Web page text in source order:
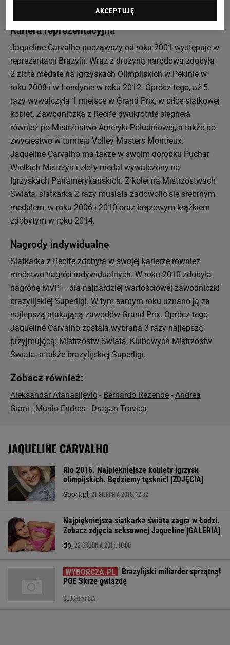
Klubowe Mistrzostwo Świata w 2012 roku.
Kariera reprezentacyjna
Jaqueline Carvalho począwszy od roku 2001 występuje w
reprezentacji Brazylii. Wraz z drużyną narodową zdobyła
2 złote medale na Igrzyskach Olimpijskich w Pekinie w
roku 2008 i w Londynie w roku 2012. Oprócz tego, aż 5
razy wywalczyła 1 miejsce w Grand Prix, w piłce siatkowej
kobiet. Zawodniczka z Recife dwukrotnie sięgnęła
również po Mistrzostwo Ameryki Południowej, a także po
zwycięstwo w turnieju Volley Masters Montreux.
Jaqueline Carvalho ma także w swoim dorobku Puchar
Wielkich Mistrzyń i złoty medal wywalczony na
Igrzyskach Panamerykańskich. Z kolei na Mistrzostwach
Świata, siatkarka 2 razy musiała zadowolić się srebrnym
medalem, w roku 2006 i 2010 oraz brązowym krążkiem
zdobytym w roku 2014.
Nagrody indywidualne
Siatkarka z Recife zdobyła w swojej karierze również
mnóstwo nagród indywidualnych. W roku 2010 zdobyła
nagrodę MVP – dla najbardziej wartościowej zawodniczki
brazylijskiej Superligi. W tym samym roku uznano ją za
najlepszą atakującą zawodów Grand Prix. Oprócz tego
Jaqueline Carvalho została wybrana 3 razy najlepszą
przyjmującą: Mistrzostw Świata, Klubowych Mistrzostw
Świata, a także brazylijskiej Superligi.
Zobacz również:
Aleksandar Atanasijević - Bernardo Rezende - Andrea
Giani - Murilo Endres - Dragan Travica
JAQUELINE CARVALHO
Rio 2016. Najpiękniejsze kobiety igrzysk
olimpijskich. Będziemy tęsknić! [ZDJĘCIA]
Sport.pl, 21 SIERPNIA 2016, 12:32
Najpiękniejsza siatkarka świata zagra w Łodzi.
Zobacz zdjęcia seksownej Jaqueline [GALERIA]
db, 23 GRUDNIA 2011, 10:00
Brazylijski miliarder sprzątnął
PGE Skrze gwiazdę
SUBSKRYPCJA
AKCEPTUJĘ